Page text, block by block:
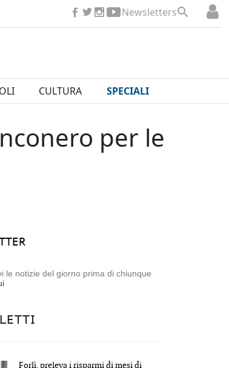
Newsletters
CULTURA SPECIALI
per le
le notizie del giorno prima di chiunque
Forlì, preleva i risparmi di mesi di